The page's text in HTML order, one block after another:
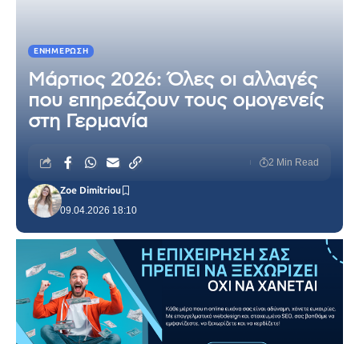
ΕΝΗΜΈΡΩΣΗ
Μάρτιος 2026: Όλες οι αλλαγές
που επηρεάζουν τους ομογενείς
στη Γερμανία
09.04.2026 18:10
Zoe Dimitriou
2 Min Read